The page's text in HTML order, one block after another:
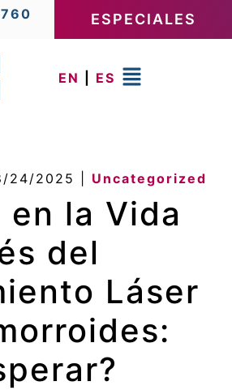
ESPECIALES
EN ES
24/2025 Uncategorized
en la Vida
del
Láser